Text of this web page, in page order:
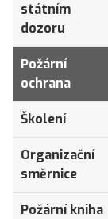
státním
dozoru
Požární
ochrana
Školení
Organizační
směrnice
Požární kniha